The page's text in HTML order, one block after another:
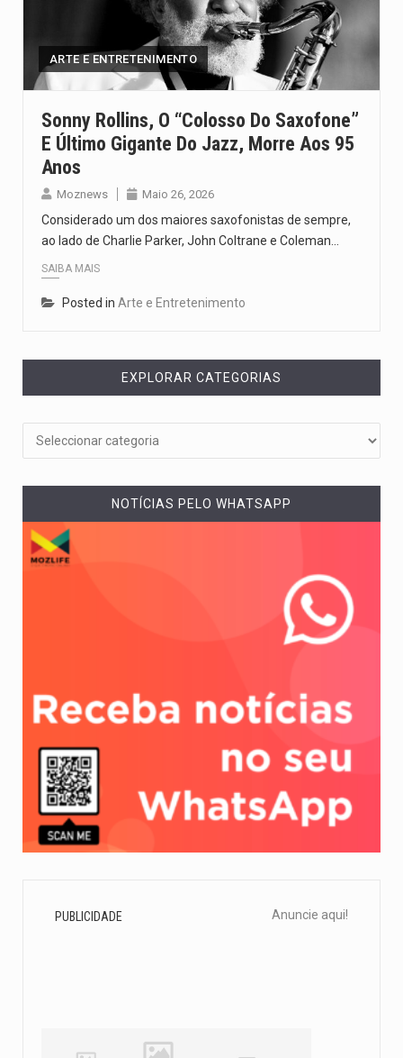
A cidade de Bunia, capital da província de Ituri, tornou-se…
O Senado dos Estados Unidos aprovou, no dia 7 de…
A nova legislação estabelece um prazo de 180 dias para…
ARTE E ENTRETENIMENTO
Sonny Rollins, O “colosso Do Saxofone”
E Último Gigante Do Jazz, Morre Aos 95
Anos
Moznews Maio 26, 2026
Considerado um dos maiores saxofonistas de sempre,
ao lado de Charlie Parker, John Coltrane e Coleman…
SAIBA MAIS
Posted in Arte e Entretenimento
EXPLORAR CATEGORIAS
NOTÍCIAS PELO WHATSAPP
PUBLICIDADE Anuncie aqui!